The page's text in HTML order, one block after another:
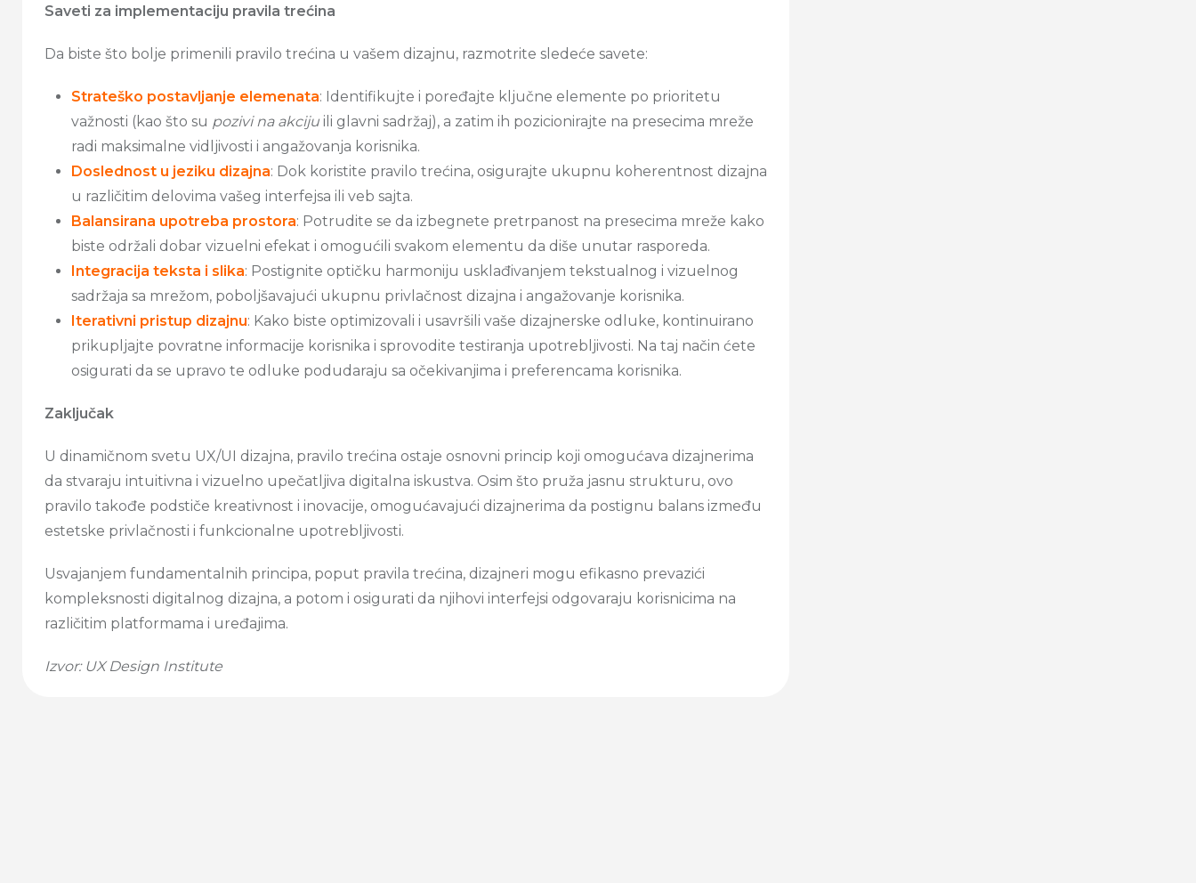
Saveti za implementaciju pravila trećina
Da biste što bolje primenili pravilo trećina u vašem dizajnu, razmotrite sledeće savete:
Strateško postavljanje elemenata: Identifikujte i poređajte ključne elemente po prioritetu
važnosti (kao što su pozivi na akciju ili glavni sadržaj), a zatim ih pozicionirajte na presecima mreže
radi maksimalne vidljivosti i angažovanja korisnika.
Doslednost u jeziku dizajna: Dok koristite pravilo trećina, osigurajte ukupnu koherentnost dizajna
u različitim delovima vašeg interfejsa ili veb sajta.
Balansirana upotreba prostora: Potrudite se da izbegnete pretrpanost na presecima mreže kako
biste održali dobar vizuelni efekat i omogućili svakom elementu da diše unutar rasporeda.
Integracija teksta i slika: Postignite optičku harmoniju usklađivanjem tekstualnog i vizuelnog
sadržaja sa mrežom, poboljšavajući ukupnu privlačnost dizajna i angažovanje korisnika.
Iterativni pristup dizajnu: Kako biste optimizovali i usavršili vaše dizajnerske odluke, kontinuirano
prikupljajte povratne informacije korisnika i sprovodite testiranja upotrebljivosti. Na taj način ćete
osigurati da se upravo te odluke podudaraju sa očekivanjima i preferencama korisnika.
Zaključak
U dinamičnom svetu UX/UI dizajna, pravilo trećina ostaje osnovni princip koji omogućava dizajnerima
da stvaraju intuitivna i vizuelno upečatljiva digitalna iskustva. Osim što pruža jasnu strukturu, ovo
pravilo takođe podstiče kreativnost i inovacije, omogućavajući dizajnerima da postignu balans između
estetske privlačnosti i funkcionalne upotrebljivosti.
Usvajanjem fundamentalnih principa, poput pravila trećina, dizajneri mogu efikasno prevazići
kompleksnosti digitalnog dizajna, a potom i osigurati da njihovi interfejsi odgovaraju korisnicima na
različitim platformama i uređajima.
Izvor: UX Design Institute